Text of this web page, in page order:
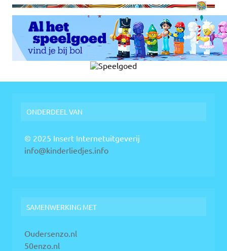
ONDERDEEL VAN
© 2025 Insert Internetuitgeverij
info@kinderliedjes.info
SAMENWERKING MET
Oudersenzo.nl
50enzo.nl